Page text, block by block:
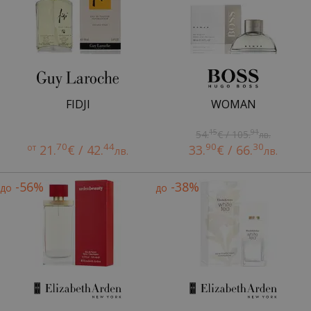
FIDJI
от 21.70€ / 42.44лв.
WOMAN
54.15€ / 105.91лв.
33.90€ / 66.30лв.
до -56% до -38%